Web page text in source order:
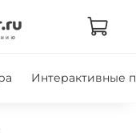
Интерактивные